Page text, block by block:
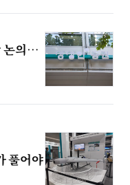
논의…
풀어야